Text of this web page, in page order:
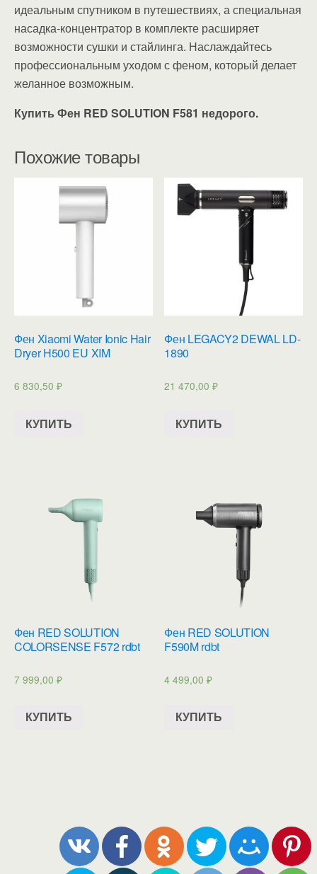
идеальным спутником в путешествиях, а специальная
насадка-концентратор в комплекте расширяет
возможности сушки и стайлинга. Наслаждайтесь
профессиональным уходом с феном, который делает
желанное возможным.
Купить Фен RED SOLUTION F581 недорого.
Похожие товары
Фен Xiaomi Water Ionic Hair
Dryer H500 EU XIM
6 830,50 ₽
КУПИТЬ
Фен LEGACY2 DEWAL LD-
1890
21 470,00₽
КУПИТЬ
Фен RED SOLUTION
COLORSENSE F572 rdbt
7 999,00 ₽
КУПИТЬ
Фен RED SOLUTION
F590M rdbt
4 499,00₽
КУПИТЬ